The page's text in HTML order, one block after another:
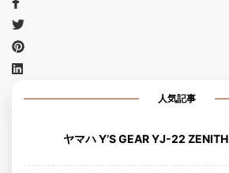
人気記事
ヤマハ Y’S GEAR YJ-22 ZENITH